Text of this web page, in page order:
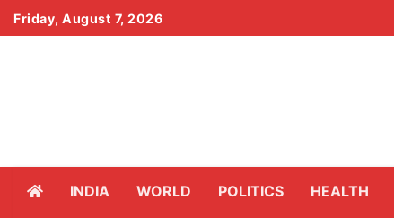
Skip
to
Friday, August 7, 2026
INDIA WORLD POLITICS HEALTH